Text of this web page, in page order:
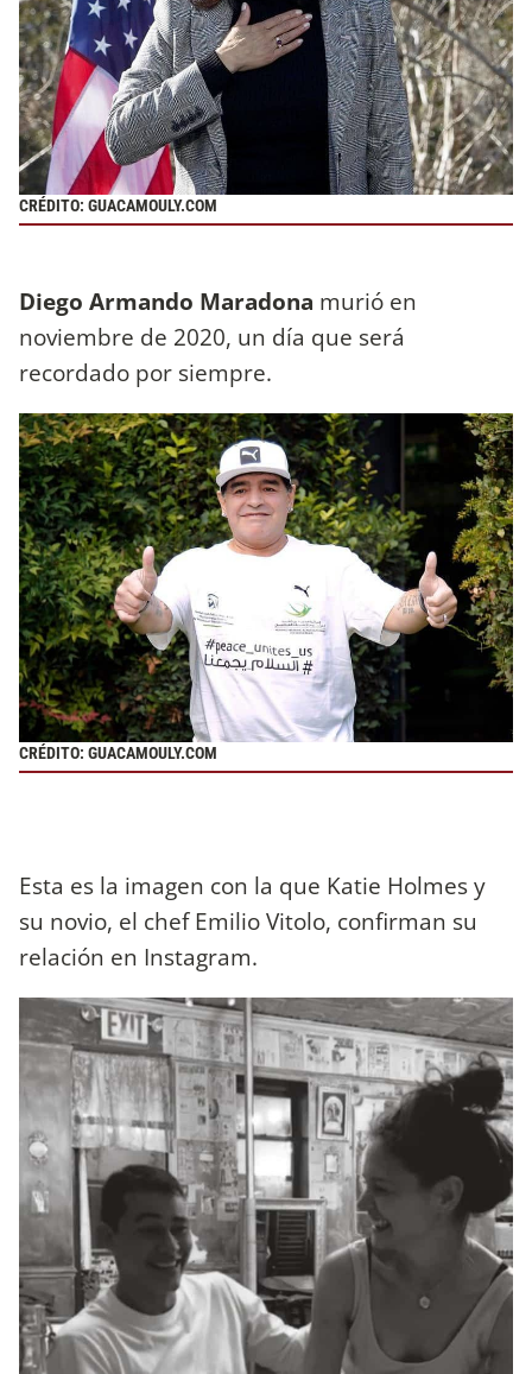
CRÉDITO: GUACAMOULY.COM
Diego Armando Maradona murió en
noviembre de 2020, un día que será
recordado por siempre.
CRÉDITO: GUACAMOULY.COM
Esta es la imagen con la que Katie Holmes y
su novio, el chef Emilio Vitolo, confirman su
relación en Instagram.